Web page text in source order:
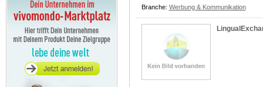
Branche: Werbung & Kommunikation